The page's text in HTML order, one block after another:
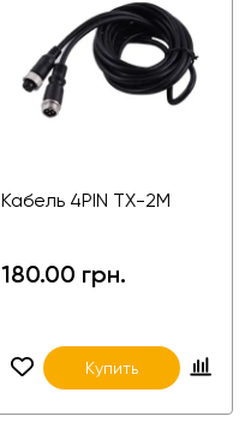
Кабель 4PIN TX-2M
180.00 грн.
Купить